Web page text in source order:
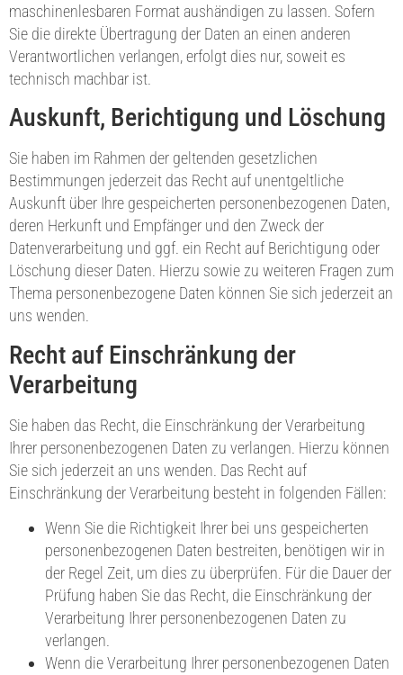
maschinenlesbaren Format aushändigen zu lassen. Sofern
Sie die direkte Übertragung der Daten an einen anderen
Verantwortlichen verlangen, erfolgt dies nur, soweit es
technisch machbar ist.
Auskunft, Berichtigung und Löschung
Sie haben im Rahmen der geltenden gesetzlichen
Bestimmungen jederzeit das Recht auf unentgeltliche
Auskunft über Ihre gespeicherten personenbezogenen Daten,
deren Herkunft und Empfänger und den Zweck der
Datenverarbeitung und ggf. ein Recht auf Berichtigung oder
Löschung dieser Daten. Hierzu sowie zu weiteren Fragen zum
Thema personenbezogene Daten können Sie sich jederzeit an
uns wenden.
Recht auf Einschränkung der
Verarbeitung
Sie haben das Recht, die Einschränkung der Verarbeitung
Ihrer personenbezogenen Daten zu verlangen. Hierzu können
Sie sich jederzeit an uns wenden. Das Recht auf
Einschränkung der Verarbeitung besteht in folgenden Fällen:
Wenn Sie die Richtigkeit Ihrer bei uns gespeicherten
personenbezogenen Daten bestreiten, benötigen wir in
der Regel Zeit, um dies zu überprüfen. Für die Dauer der
Prüfung haben Sie das Recht, die Einschränkung der
Verarbeitung Ihrer personenbezogenen Daten zu
verlangen.
Wenn die Verarbeitung Ihrer personenbezogenen Daten